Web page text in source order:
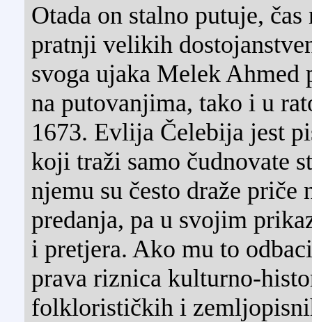
Otada on stalno putuje,
pratnji velikih
svoga ujaka Melek Ahmed
na putovanjima, tako i u
1673. Evlija Čelebija jest
koji traži samo čudnovate
njemu su često draže priče
predanja, pa u svojim
i pretjera. Ako mu to
prava riznica kulturno-
folklorističkih i